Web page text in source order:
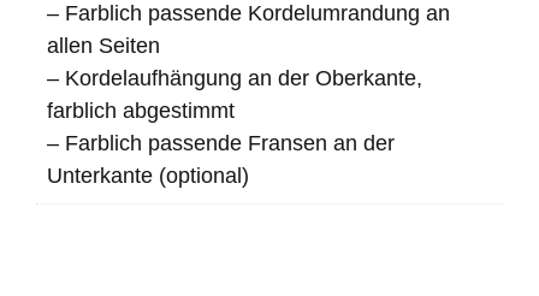
– Farblich passende Kordelumrandung an
allen Seiten
– Kordelaufhängung an der Oberkante,
farblich abgestimmt
– Farblich passende Fransen an der
Unterkante (optional)